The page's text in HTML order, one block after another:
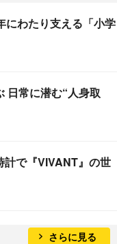
にわたり支える「小学
日常に潜む“人身取
計で『VIVANT』の世
さらに見る